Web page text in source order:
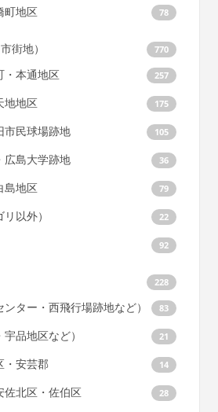
町地区 78
街地） 770
・本通地区 257
地地区 175
市民球場跡地 105
広島大学跡地 36
島地区 79
以外） 22
92
228
ター・西飛行場跡地など） 83
品地区など） 21
・安芸郡 14
佐北区・佐伯区 28